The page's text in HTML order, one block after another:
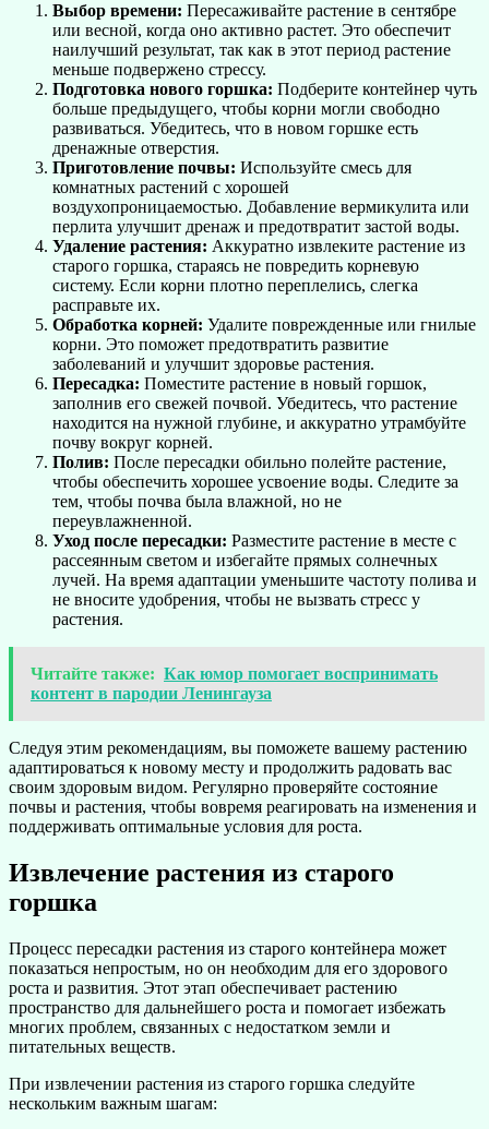
Выбор времени: Пересаживайте растение в сентябре
или весной, когда оно активно растет. Это обеспечит
наилучший результат, так как в этот период растение
меньше подвержено стрессу.
Подготовка нового горшка: Подберите контейнер чуть
больше предыдущего, чтобы корни могли свободно
развиваться. Убедитесь, что в новом горшке есть
дренажные отверстия.
Приготовление почвы: Используйте смесь для
комнатных растений с хорошей
воздухопроницаемостью. Добавление вермикулита или
перлита улучшит дренаж и предотвратит застой воды.
Удаление растения: Аккуратно извлеките растение из
старого горшка, стараясь не повредить корневую
систему. Если корни плотно переплелись, слегка
расправьте их.
Обработка корней: Удалите поврежденные или гнилые
корни. Это поможет предотвратить развитие
заболеваний и улучшит здоровье растения.
Пересадка: Поместите растение в новый горшок,
заполнив его свежей почвой. Убедитесь, что растение
находится на нужной глубине, и аккуратно утрамбуйте
почву вокруг корней.
Полив: После пересадки обильно полейте растение,
чтобы обеспечить хорошее усвоение воды. Следите за
тем, чтобы почва была влажной, но не
переувлажненной.
Уход после пересадки: Разместите растение в месте с
рассеянным светом и избегайте прямых солнечных
лучей. На время адаптации уменьшите частоту полива и
не вносите удобрения, чтобы не вызвать стресс у
растения.
Читайте также: Как юмор помогает воспринимать
контент в пародии Ленингауза
Следуя этим рекомендациям, вы поможете вашему растению
адаптироваться к новому месту и продолжить радовать вас
своим здоровым видом. Регулярно проверяйте состояние
почвы и растения, чтобы вовремя реагировать на изменения и
поддерживать оптимальные условия для роста.
Извлечение растения из старого
горшка
Процесс пересадки растения из старого контейнера может
показаться непростым, но он необходим для его здорового
роста и развития. Этот этап обеспечивает растению
пространство для дальнейшего роста и помогает избежать
многих проблем, связанных с недостатком земли и
питательных веществ.
При извлечении растения из старого горшка следуйте
нескольким важным шагам: